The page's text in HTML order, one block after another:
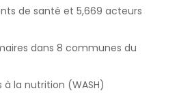
de santé et 5,669 acteurs
dans 8 communes du
la nutrition (WASH)